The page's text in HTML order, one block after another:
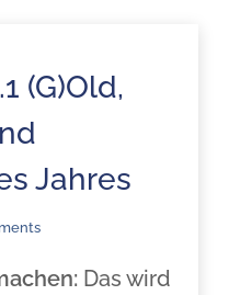
(G)Old,
Jahres
Das wird